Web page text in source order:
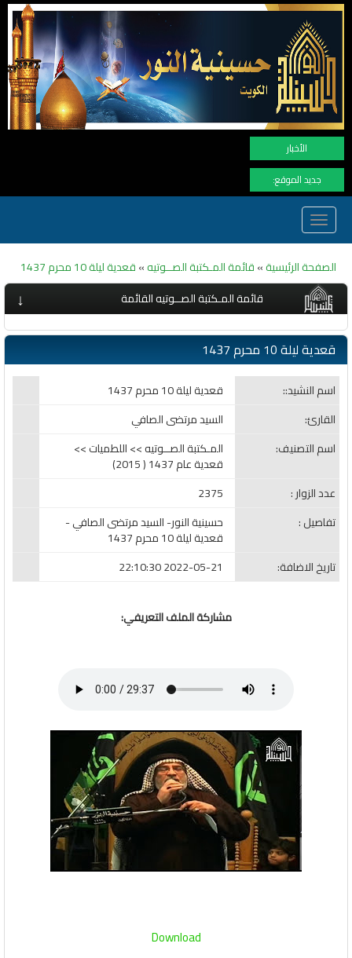
الأخبار
جديد الموقع:
Toggle
navigation
الصفحة الرئيسية»قائمة المـكتبة الصــوتيه»قعدية ليلة 10 محرم 1437
↓ قائمة المـكتبة الصــوتيه القائمة
قعدية ليلة 10 محرم 1437
اسم النشيد::
قعدية ليلة 10 محرم 1437
القارئ:
السيد مرتضى الصافي
اسم التصنيف:
المـكتبة الصــوتيه >> اللطميات >>
قعدية عام 1437 ( 2015)
عدد الزوار :
2375
تفاصيل :
حسينية النور- السيد مرتضى الصافي -
قعدية ليلة 10 محرم 1437
تاريخ الاضافة:
2022-05-21 22:10:30
مشاركة الملف التعريفي:
Download